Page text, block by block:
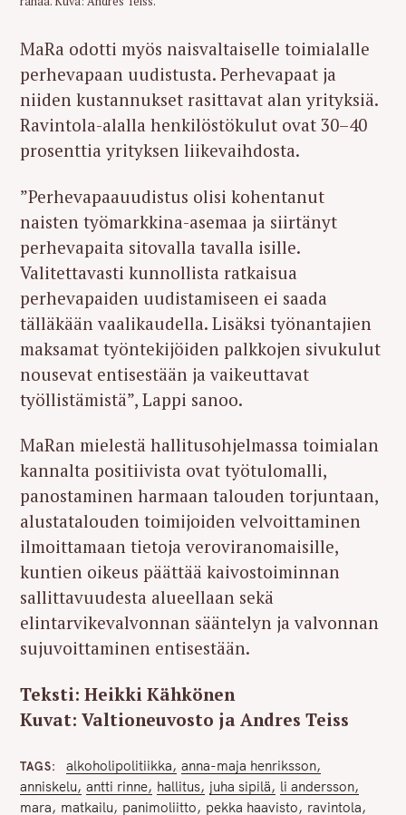
MaRa odotti myös naisvaltaiselle toimialalle
perhevapaan uudistusta. Perhevapaat ja
niiden kustannukset rasittavat alan yrityksiä.
Ravintola-alalla henkilöstökulut ovat 30–40
prosenttia yrityksen liikevaihdosta.
”Perhevapaauudistus olisi kohentanut
naisten työmarkkina-asemaa ja siirtänyt
perhevapaita sitovalla tavalla isille.
Valitettavasti kunnollista ratkaisua
perhevapaiden uudistamiseen ei saada
tälläkään vaalikaudella. Lisäksi työnantajien
maksamat työntekijöiden palkkojen sivukulut
nousevat entisestään ja vaikeuttavat
työllistämistä”, Lappi sanoo.
MaRan mielestä hallitusohjelmassa toimialan
kannalta positiivista ovat työtulomalli,
panostaminen harmaan talouden torjuntaan,
alustatalouden toimijoiden velvoittaminen
ilmoittamaan tietoja veroviranomaisille,
kuntien oikeus päättää kaivostoiminnan
sallittavuudesta alueellaan sekä
elintarvikevalvonnan sääntelyn ja valvonnan
sujuvoittaminen entisestään.
Teksti: Heikki Kähkönen
Kuvat: Valtioneuvosto ja Andres Teiss
TAGS alkoholipolitiikka anna-maja henriksson
anniskelu antti rinne hallitus juha sipilä
li andersson
mara
matkailu panimoliitto pekka haavisto ravintola